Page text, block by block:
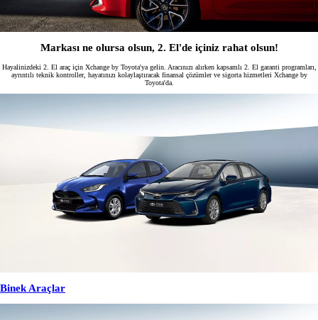
Markası ne olursa olsun, 2. El'de içiniz rahat olsun!
Hayalinizdeki 2. El araç için Xchange by Toyota'ya gelin. Aracınızı alırken kapsamlı 2. El garanti programları,
ayrıntılı teknik kontroller, hayatınızı kolaylaştıracak finansal çözümler ve sigorta hizmetleri Xchange by
Toyota'da.
Binek Araçlar